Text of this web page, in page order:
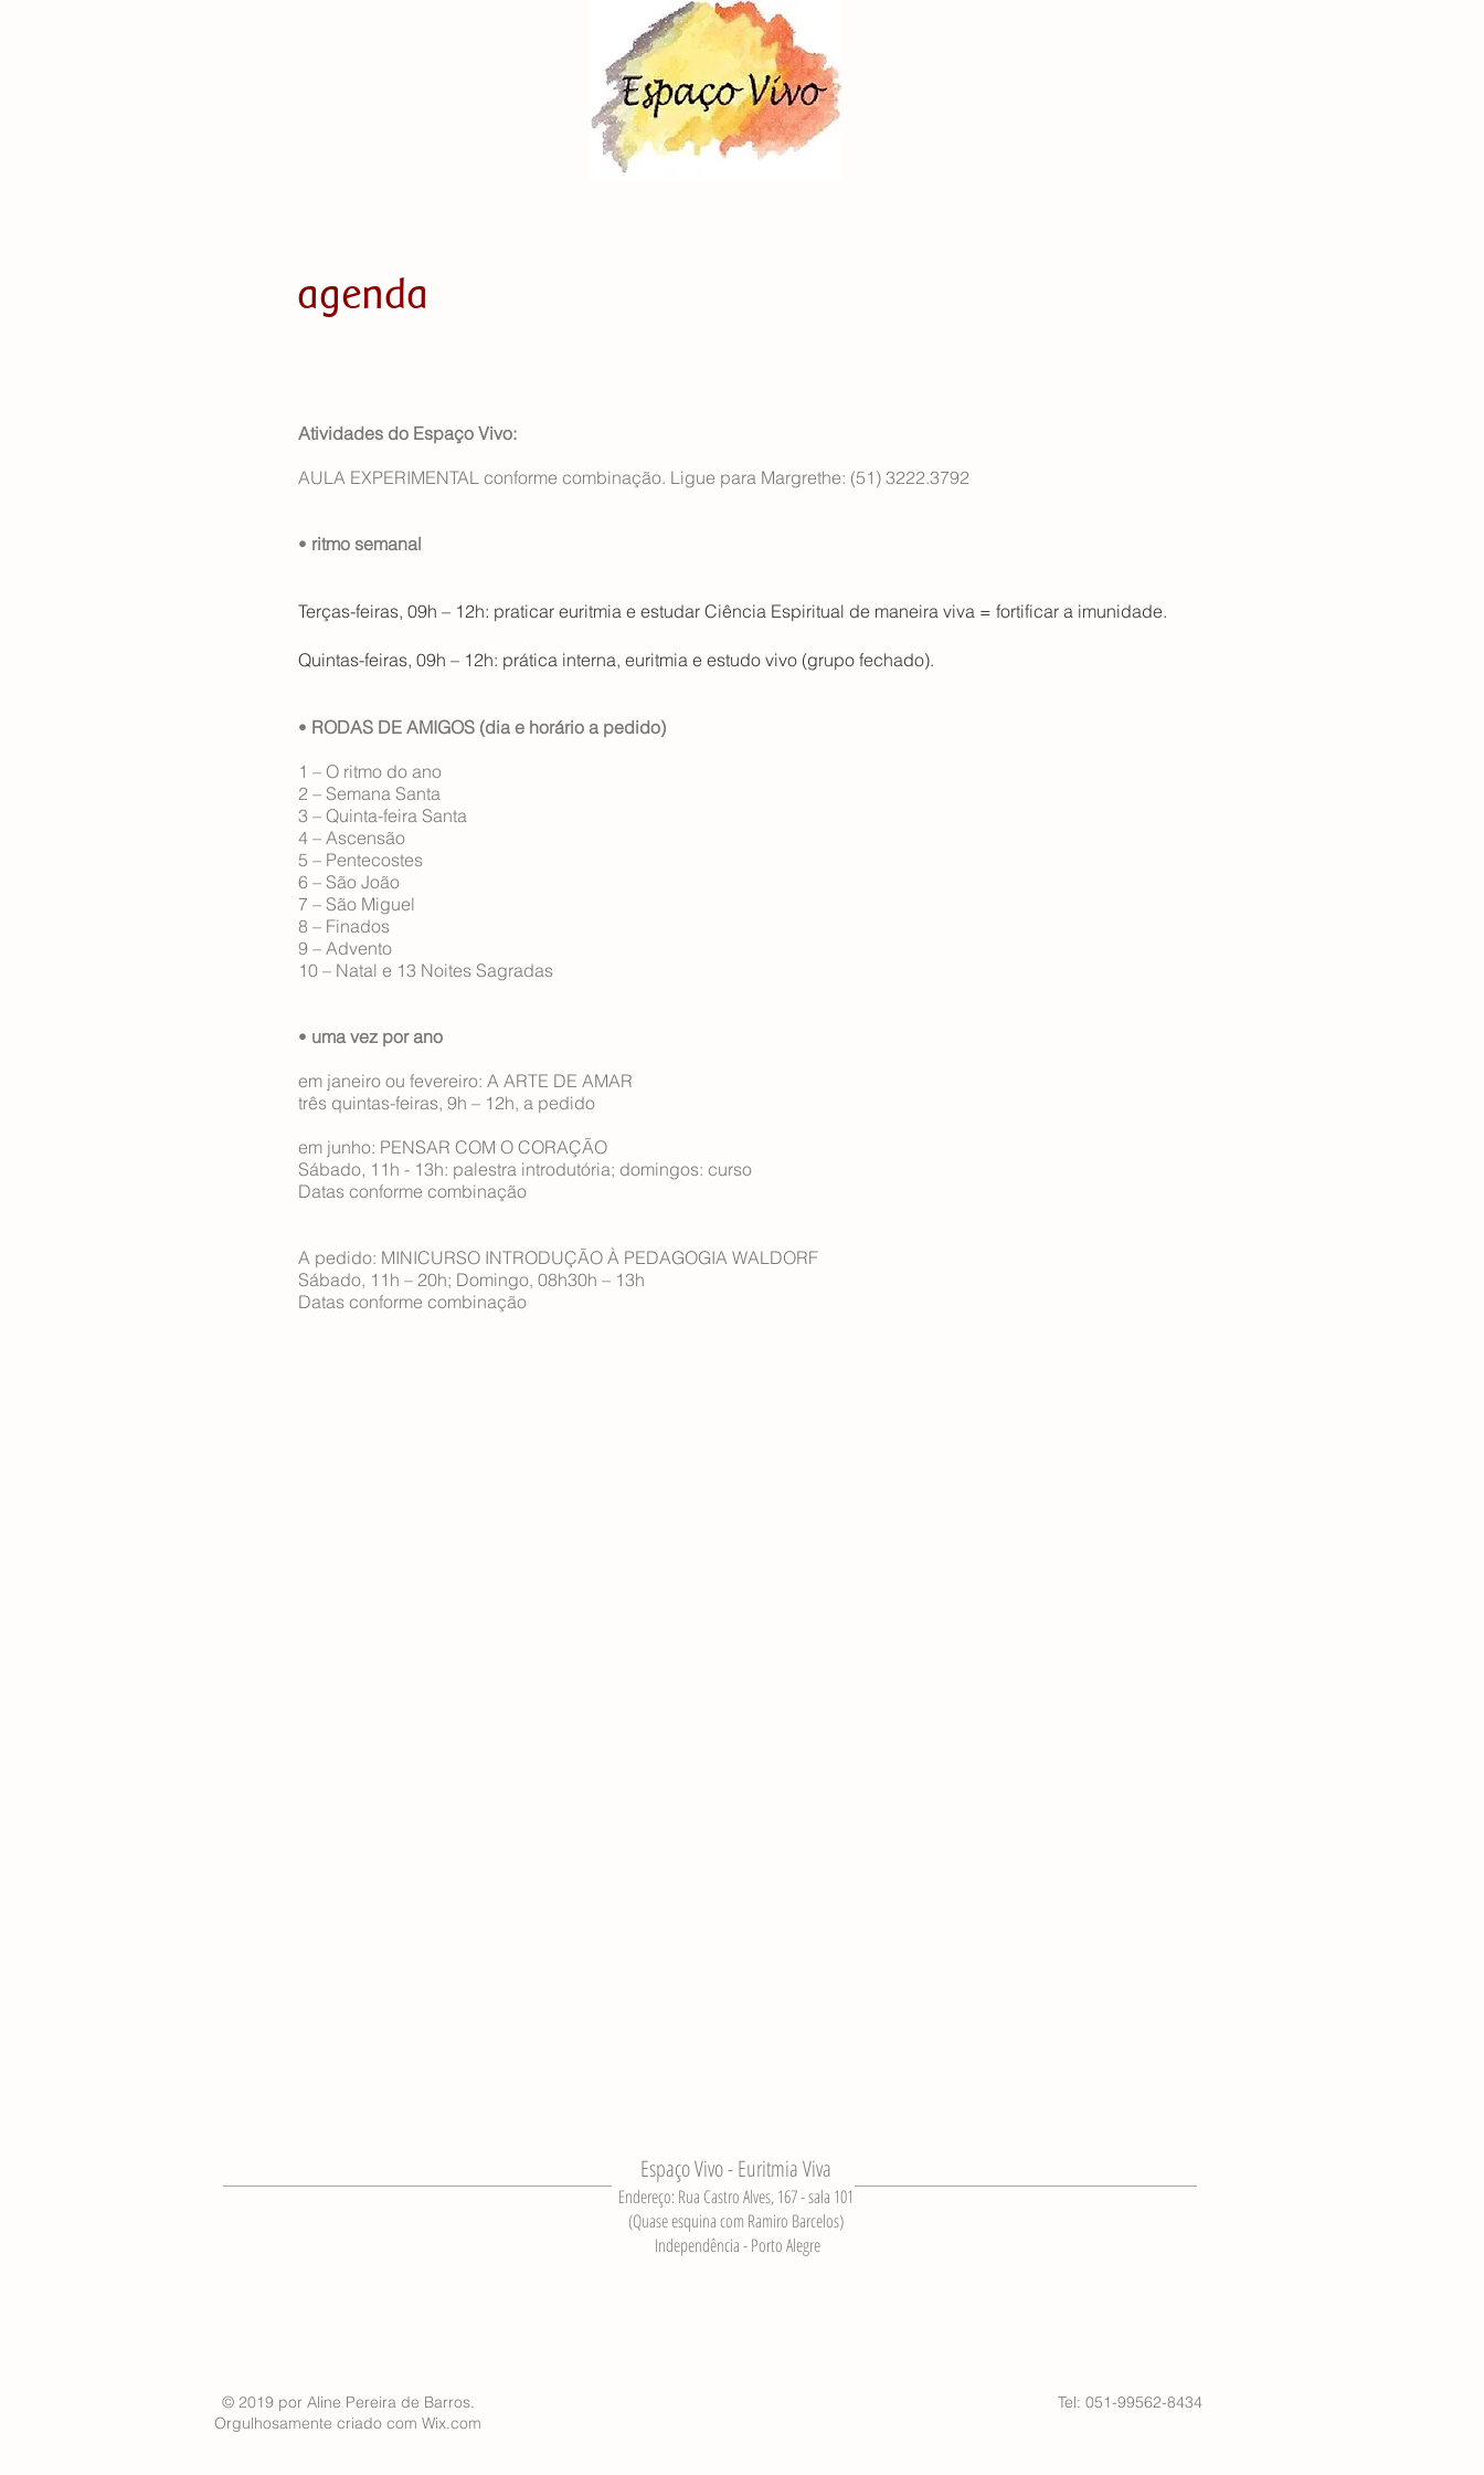
agenda
Atividades do Espaço Vivo:
AULA EXPERIMENTAL conforme combinação. Ligue para Margrethe: (51) 3222.3792
• ritmo semanal
Terças-feiras, 09h – 12h: praticar euritmia e estudar Ciência Espiritual de maneira viva = fortificar a imunidade.
Quintas-feiras, 09h – 12h: prática interna, euritmia e estudo vivo (grupo fechado).
• RODAS DE AMIGOS (dia e horário a pedido)
1 – O ritmo do ano
2 – Semana Santa
3 – Quinta-feira Santa
4 – Ascensão
5 – Pentecostes
6 – São João
7 – São Miguel
8 – Finados
9 – Advento
10 – Natal e 13 Noites Sagradas
• uma vez por ano
em janeiro ou fevereiro: A ARTE DE AMAR
três quintas-feiras, 9h – 12h, a pedido
em junho: PENSAR COM O CORAÇÃO
Sábado, 11h - 13h: palestra introdutória; domingos: curso
Datas conforme combinação
A pedido: MINICURSO INTRODUÇÃO À PEDAGOGIA WALDORF
Sábado, 11h – 20h; Domingo, 08h30h – 13h
Datas conforme combinação
Espaço Vivo - Euritmia Viva
Endereço: Rua Castro Alves, 167 - sala 101
(Quase esquina com Ramiro Barcelos)
Independência - Porto Alegre
© 2019 por Aline Pereira de Barros.
Orgulhosamente criado com Wix.com
Tel: 051-99562-8434